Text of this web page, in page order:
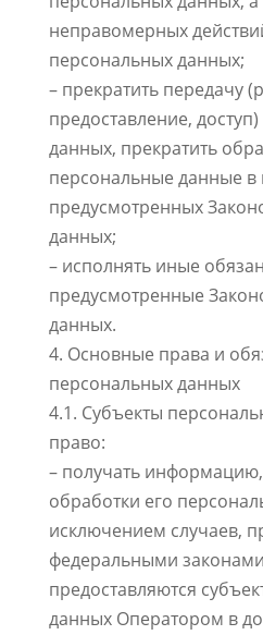
неправомерных
персональных данных;
– прекратить передачу
предоставление,
данных, прекратить
персональные данные в
предусмотренных
данных;
– исполнять иные
предусмотренные
данных.
4. Основные права и
персональных данных
4.1. Субъекты
право:
– получать
обработки его
исключением случаев,
федеральными
предоставляются
данных Оператором в